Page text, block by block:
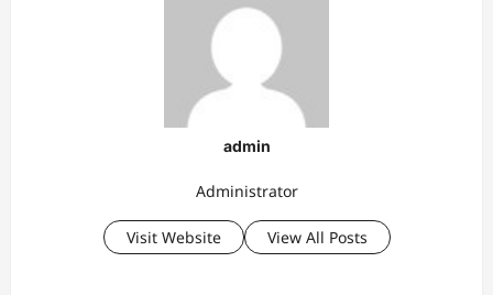
admin
Administrator
Visit Website View All Posts